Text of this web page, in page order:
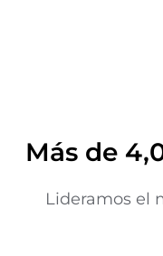
Más de
Lideramos el